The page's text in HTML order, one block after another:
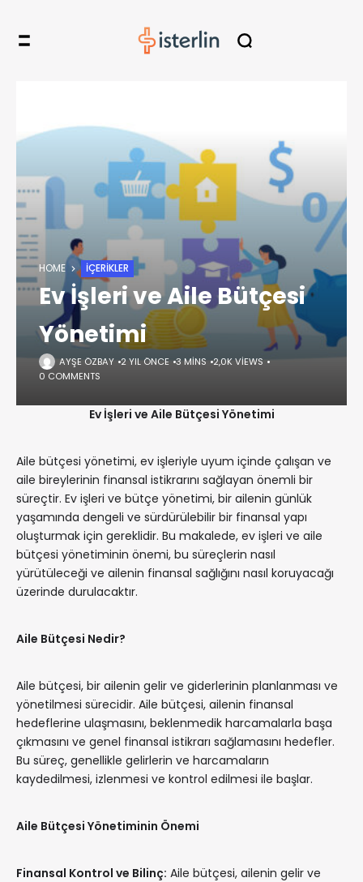
HOME İÇERIKLER
Ev İşleri ve Aile Bütçesi
Yönetimi
AYŞE ÖZBAY 2 YIL ÖNCE 3 MINS 2,0K VIEWS
0 COMMENTS
Ev İşleri ve Aile Bütçesi Yönetimi
Aile bütçesi yönetimi, ev işleriyle uyum içinde çalışan ve
aile bireylerinin finansal istikrarını sağlayan önemli bir
süreçtir. Ev işleri ve bütçe yönetimi, bir ailenin günlük
yaşamında dengeli ve sürdürülebilir bir finansal yapı
oluşturmak için gereklidir. Bu makalede, ev işleri ve aile
bütçesi yönetiminin önemi, bu süreçlerin nasıl
yürütüleceği ve ailenin finansal sağlığını nasıl koruyacağı
üzerinde durulacaktır.
Aile Bütçesi Nedir?
Aile bütçesi, bir ailenin gelir ve giderlerinin planlanması ve
yönetilmesi sürecidir. Aile bütçesi, ailenin finansal
hedeflerine ulaşmasını, beklenmedik harcamalarla başa
çıkmasını ve genel finansal istikrarı sağlamasını hedefler.
Bu süreç, genellikle gelirlerin ve harcamaların
kaydedilmesi, izlenmesi ve kontrol edilmesi ile başlar.
Aile Bütçesi Yönetiminin Önemi
Finansal Kontrol ve Bilinç: Aile bütçesi, ailenin gelir ve